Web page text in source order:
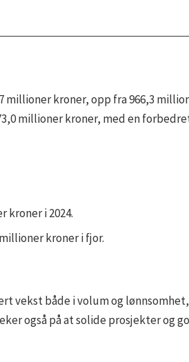
kroner, opp fra 966,3
millioner kroner, med en
kroner i 2024.
kroner i fjor.
vekst både i volum og
også på at solide prosjekter og